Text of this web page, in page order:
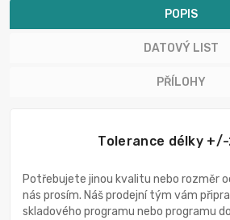
POPIS
DATOVÝ LIST
PŘÍLOHY
Tolerance délky +/-
Potřebujete jinou kvalitu nebo rozměr
nás prosím. Náš prodejní tým vám
skladového programu nebo programu